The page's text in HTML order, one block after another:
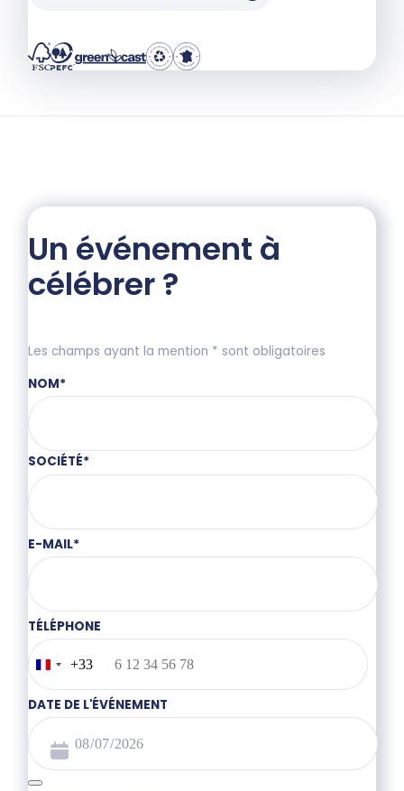
Un événement à
célébrer ?
Les champs ayant la mention * sont obligatoires
NOM*
SOCIÉTÉ*
E-MAIL*
TÉLÉPHONE
France+33
DATE DE L'ÉVÉNEMENT